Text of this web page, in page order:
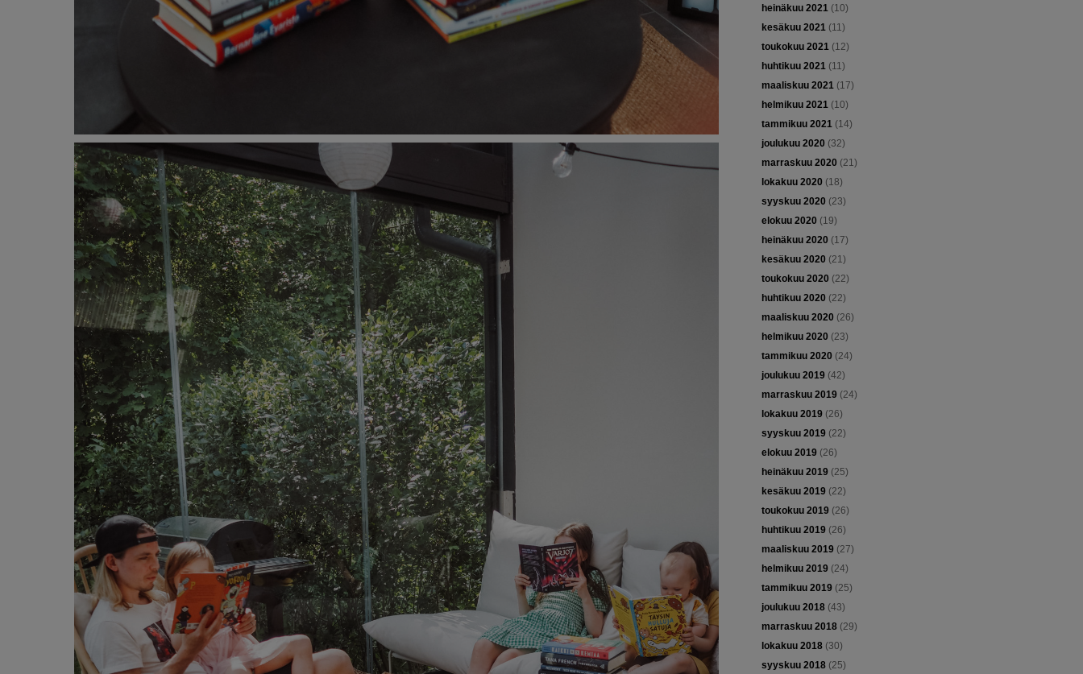
heinäkuu 2021(10)
kesäkuu 2021(11)
toukokuu 2021(12)
huhtikuu 2021(11)
maaliskuu 2021(17)
helmikuu 2021(10)
tammikuu 2021(14)
joulukuu 2020 (32)
marraskuu 2020 (21)
lokakuu 2020 (18)
syyskuu 2020 (23)
elokuu 2020 (19)
heinäkuu 2020 (17)
kesäkuu 2020 (21)
toukokuu 2020 (22)
huhtikuu 2020 (22)
maaliskuu 2020 (26)
helmikuu 2020 (23)
tammikuu 2020 (24)
joulukuu 2019(42)
marraskuu 2019(24)
lokakuu 2019(26)
syyskuu 2019(22)
elokuu 2019(26)
heinäkuu 2019(25)
kesäkuu 2019(22)
toukokuu 2019(26)
huhtikuu 2019(26)
maaliskuu 2019(27)
helmikuu 2019(24)
tammikuu 2019(25)
joulukuu 2018(43)
marraskuu 2018(29)
lokakuu 2018(30)
syyskuu 2018(25)